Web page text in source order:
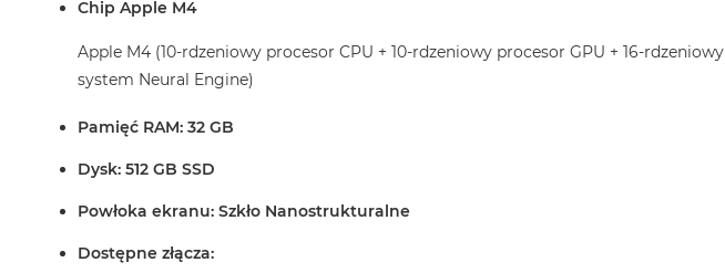
Chip Apple M4
Apple M4 (10-rdzeniowy procesor CPU + 10-rdzeniowy procesor GPU + 16-rdzeniowy
system Neural Engine)
Pamięć RAM: 32 GB
Dysk: 512 GB SSD
Powłoka ekranu: Szkło Nanostrukturalne
Dostępne złącza: